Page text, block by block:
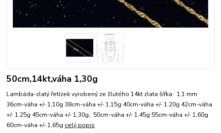
50cm,14kt,váha 1,30g
Lambáda-zlatý řetízek vyrobený ze žlutého 14kt zlata šířka: 1,1 mm
36cm-váha +/- 1,10g 38cm-váha +/- 1,15g 40cm-váha +/- 1,20g 42cm-váha
+/- 1,25g 45cm-váha +/- 1,30g; 50cm-váha +/- 1,45g 55cm-váha +/- 1,60g
60cm-váha +/- 1,65g celý popis